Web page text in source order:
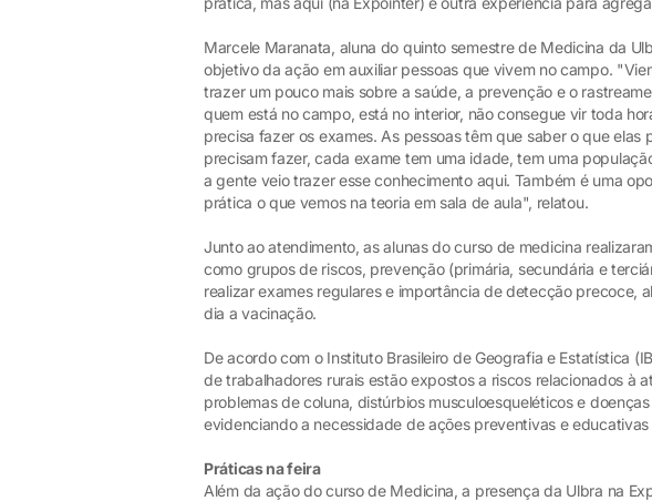
Marcele Maranata, aluna do quinto semestre de Medicina da
objetivo da ação em auxiliar pessoas que vivem no campo.
trazer um pouco mais sobre a saúde, a prevenção e o
quem está no campo, está no interior, não consegue vir toda
precisa fazer os exames. As pessoas têm que saber o que elas
precisam fazer, cada exame tem uma idade, tem uma
a gente veio trazer esse conhecimento aqui. Também é uma
prática o que vemos na teoria em sala de aula", relatou.
Junto ao atendimento, as alunas do curso de medicina
como grupos de riscos, prevenção (primária, secundária e
realizar exames regulares e importância de detecção precoce,
dia a vacinação.
De acordo com o Instituto Brasileiro de Geografia e Estatística
de trabalhadores rurais estão expostos a riscos relacionados à
problemas de coluna, distúrbios musculoesqueléticos e
evidenciando a necessidade de ações preventivas e
Práticas na feira
Além da ação do curso de Medicina, a presença da Ulbra na